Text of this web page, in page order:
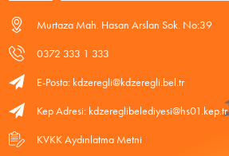
Murtaza Mah. Hasan Arslan Sok. No:39
0372 333 1 333
E-Posta: kdzeregli@kdzeregli.bel.tr
Kep Adresi: kdzereglibelediyesi@hs01.kep.tr
KVKK Aydınlatma Metni